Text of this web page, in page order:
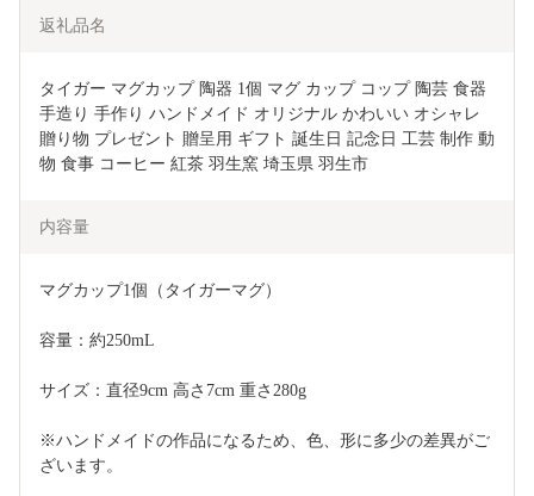
返礼品名
タイガー マグカップ 陶器 1個 マグ カップ コップ 陶芸 食器
手造り 手作り ハンドメイド オリジナル かわいい オシャレ
贈り物 プレゼント 贈呈用 ギフト 誕生日 記念日 工芸 制作 動
物 食事 コーヒー 紅茶 羽生窯 埼玉県 羽生市
内容量
マグカップ1個（タイガーマグ）
容量：約250mL
サイズ：直径9cm 高さ7cm 重さ280g
※ハンドメイドの作品になるため、色、形に多少の差異がご
ざいます。